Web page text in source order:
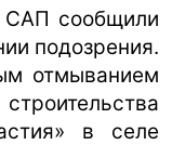
САП сообщили
подозрения.
отмыванием
в селе